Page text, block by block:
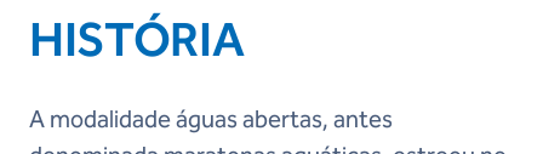
HISTÓRIA
A modalidade águas abertas, antes